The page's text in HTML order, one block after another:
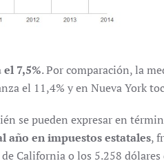
7,5%. Por comparación, la
el 11,4% y en Nueva York
se pueden expresar en
año en impuestos estatales,
California o los 5.258 dólares